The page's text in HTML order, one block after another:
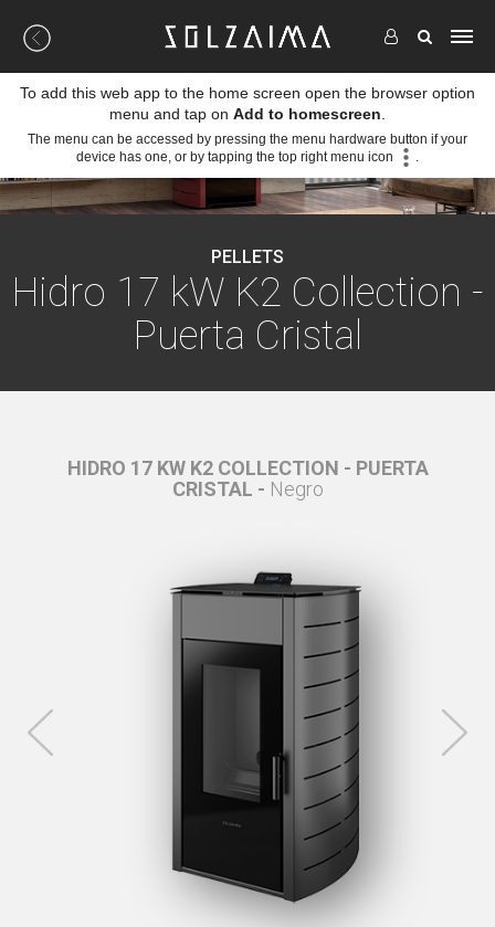
PELLETS
Hidro 17 kW K2 Collection -
Puerta Cristal
HIDRO 17 KW K2 COLLECTION - PUERTA
CRISTAL - Negro
To add this web app to the home screen open the browser option
menu and tap on Add to homescreen
The menu can be accessed by pressing the menu hardware button if your
device has one, or by tapping the top right menu icon
.